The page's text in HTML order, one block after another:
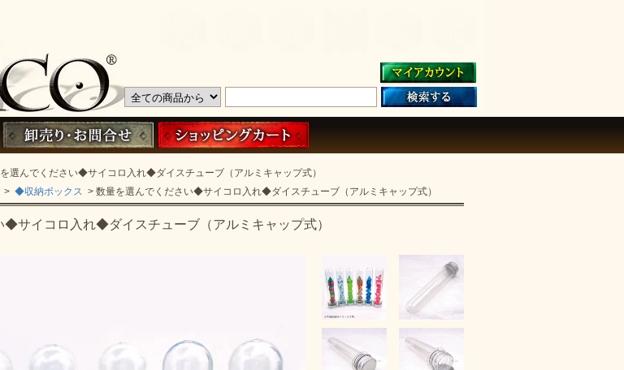
選んでください◆サイコロ入れ◆ダイスチューブ（アルミキャップ式）
> ◆収納ボックス > 数量を選んでください◆サイコロ入れ◆ダイスチューブ（アルミキャップ式）
◆サイコロ入れ◆ダイスチューブ（アルミキャップ式）